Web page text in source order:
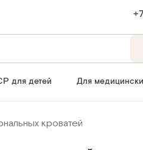
для детей Для
кроватей